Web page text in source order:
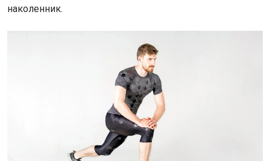
наколенник.